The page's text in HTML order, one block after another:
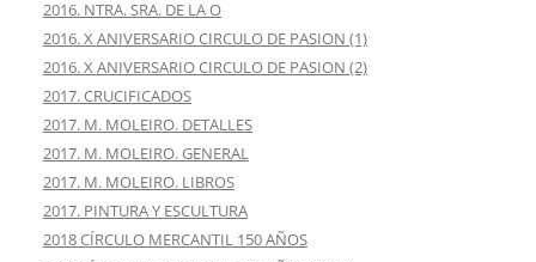
2016. NTRA. SRA. DE LA O
2016. X ANIVERSARIO CIRCULO DE PASION (1)
2016. X ANIVERSARIO CIRCULO DE PASION (2)
2017. CRUCIFICADOS
2017. M. MOLEIRO. DETALLES
2017. M. MOLEIRO. GENERAL
2017. M. MOLEIRO. LIBROS
2017. PINTURA Y ESCULTURA
2018 CÍRCULO MERCANTIL 150 AÑOS